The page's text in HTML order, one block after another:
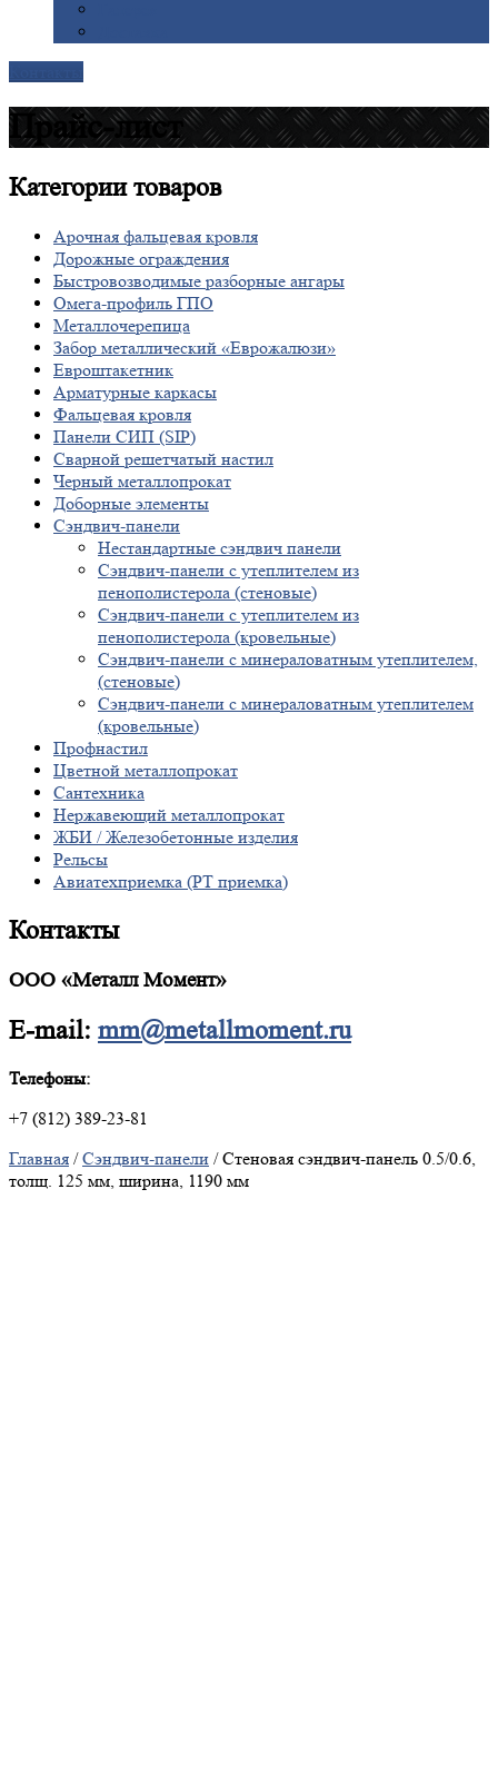
Прайс-лист
Категориитоваров
Арочная фальцевая кровля
Дорожные ограждения
Быстровозводимые разборные ангары
Омега-профиль ГПО
Металлочерепица
Забор металлический «Еврожалюзи»
Евроштакетник
Арматурные каркасы
Фальцевая кровля
Панели СИП (SIP)
Сварной решетчатый настил
Черный металлопрокат
Доборные элементы
Сэндвич-панели
Нестандартные сэндвич панели
Сэндвич-панели с утеплителем из
пенополистерола (стеновые)
Сэндвич-панели с утеплителем из
пенополистерола (кровельные)
Сэндвич-панели с минераловатным утеплителем,
(стеновые)
Сэндвич-панели с минераловатным утеплителем
(кровельные)
Профнастил
Цветной металлопрокат
Сантехника
Нержавеющий металлопрокат
ЖБИ / Железобетонные изделия
Рельсы
Авиатехприемка (РТ приемка)
Контакты
ООО «Металл Момент»
E-mail: mm@metallmoment.ru
Телефоны:
+7 (812) 389-23-81
Главная /Сэндвич-панели / Стеновая сэндвич-панель 0.5/0.6,
толщ. 125 мм, ширина, 1190 мм